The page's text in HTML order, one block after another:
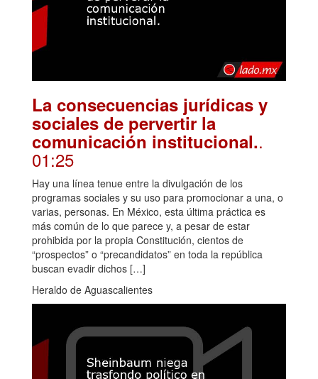
La consecuencias jurídicas y
sociales de pervertir la
comunicación institucional..
01:25
Hay una línea tenue entre la divulgación de los
programas sociales y su uso para promocionar a una, o
varias, personas. En México, esta última práctica es
más común de lo que parece y, a pesar de estar
prohibida por la propia Constitución, cientos de
“prospectos” o “precandidatos” en toda la república
buscan evadir dichos […]
Heraldo de Aguascalientes